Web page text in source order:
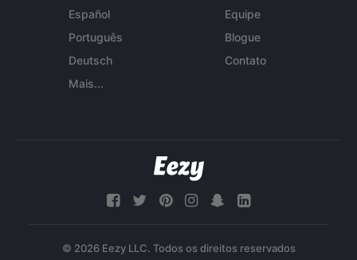
Español
Português
Deutsch
Mais...
Equipe
Blogue
Contato
© 2026 Eezy LLC. Todos os direitos reservados